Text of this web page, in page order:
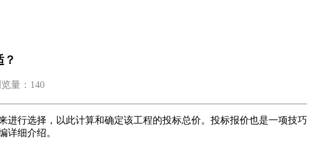
量：140
行选择，以此计算和确定该工程的投标总价。投标报价也是一项技巧
详细介绍。